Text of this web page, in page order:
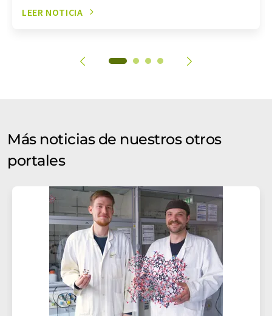
LEER NOTICIA
Más noticias de nuestros otros
portales